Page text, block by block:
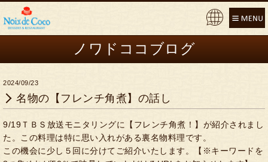
ノワドココブログ
2024/09/23
名物の【フレンチ角煮】の話し
9/19ＴＢＳ放送モニタリングに【フレンチ角煮！】が紹介されまし
た。この料理は特に思い入れがある裏名物料理です。
この機会に少し５回に分けてご紹介いたします。【※キーワードを